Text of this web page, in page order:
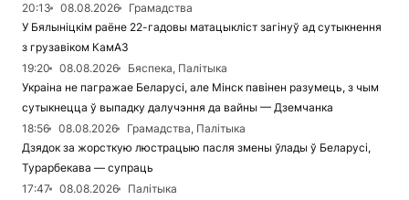
20:13 08.08.2026
Грамадства
У Бялыніцкім раёне 22-гадовы матацыкліст загінуў ад сутыкнення
з грузавіком КамАЗ
19:20
08.08.2026
Бяспека, Палітыка
Украіна не пагражае Беларусі, але Мінск павінен разумець, з чым
сутыкнецца ў выпадку далучэння да вайны — Дземчанка
18:56
08.08.2026
Грамадства, Палітыка
Дзядок за жорсткую люстрацыю пасля змены ўлады ў Беларусі,
Турарбекава — супраць
17:47
08.08.2026 Палітыка